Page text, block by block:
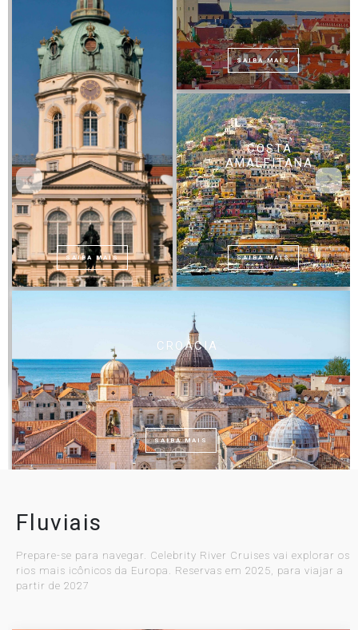
SAIBA MAIS
SAIBA MAIS
COSTA
AMALFITANA
SAIBA MAIS
CROÁCIA
SAIBA MAIS
Fluviais
Prepare-se para navegar. Celebrity River Cruises vai explorar os
rios mais icônicos da Europa. Reservas em 2025, para viajar a
partir de 2027